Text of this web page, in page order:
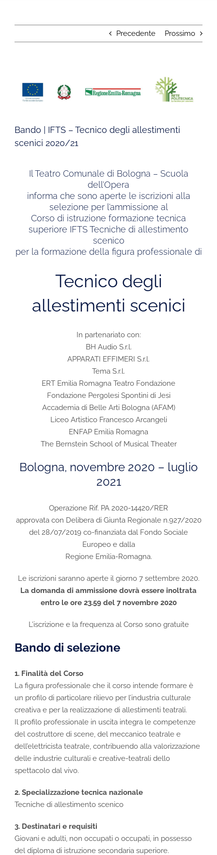
Precedente Prossimo
immagine
Bando | IFTS – Tecnico degli allestimenti
scenici 2020/21
Il Teatro Comunale di Bologna – Scuola
dell’Opera
informa che sono aperte le iscrizioni alla
selezione per l’ammissione al
Corso di istruzione formazione tecnica
superiore IFTS Tecniche di allestimento
scenico
per la formazione della figura professionale di
Tecnico degli
allestimenti scenici
In partenariato con:
BH Audio S.r.l.
APPARATI EFFIMERI S.r.l.
Tema S.r.l.
ERT Emilia Romagna Teatro Fondazione
Fondazione Pergolesi Spontini di Jesi
Accademia di Belle Arti Bologna (AFAM)
Liceo Artistico Francesco Arcangeli
ENFAP Emilia Romagna
The Bernstein School of Musical Theater
Bologna, novembre 2020 – luglio
2021
Operazione Rif. PA 2020-14420/RER
approvata con Delibera di Giunta Regionale n.927/2020
del 28/07/2019 co-finanziata dal Fondo Sociale
Europeo e dalla
Regione Emilia-Romagna.
Le iscrizioni saranno aperte il giorno 7 settembre 2020.
La domanda di ammissione dovrà essere inoltrata
entro le ore 23.59 del 7 novembre 2020
L’iscrizione e la frequenza al Corso sono gratuite
Bando di selezione
1. Finalità del Corso
La figura professionale che il corso intende formare è
un profilo di particolare rilievo per l’industria culturale
creativa e per la realizzazione di allestimenti teatrali.
Il profilo professionale in uscita integra le competenze
del costruttore di scene, del meccanico teatrale e
dell’elettricista teatrale, contribuendo alla valorizzazione
delle industrie culturali e creative-teatrali dello
spettacolo dal vivo.
2. Specializzazione tecnica nazionale
Tecniche di allestimento scenico
3. Destinatari e requisiti
Giovani e adulti, non occupati o occupati, in possesso
del diploma di istruzione secondaria superiore.